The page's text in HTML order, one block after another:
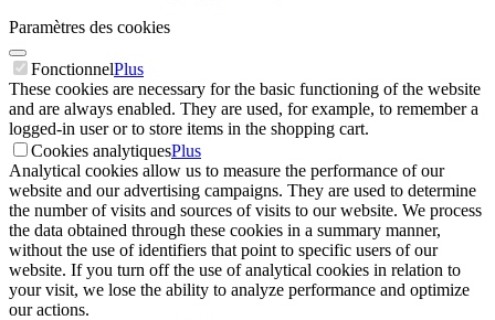
Paramètres des cookies
FonctionnelPlus
These cookies are necessary for the basic functioning of the website
and are always enabled. They are used, for example, to remember a
logged-in user or to store items in the shopping cart.
Cookies analytiquesPlus
Analytical cookies allow us to measure the performance of our
website and our advertising campaigns. They are used to determine
the number of visits and sources of visits to our website. We process
the data obtained through these cookies in a summary manner,
without the use of identifiers that point to specific users of our
website. If you turn off the use of analytical cookies in relation to
your visit, we lose the ability to analyze performance and optimize
our actions.